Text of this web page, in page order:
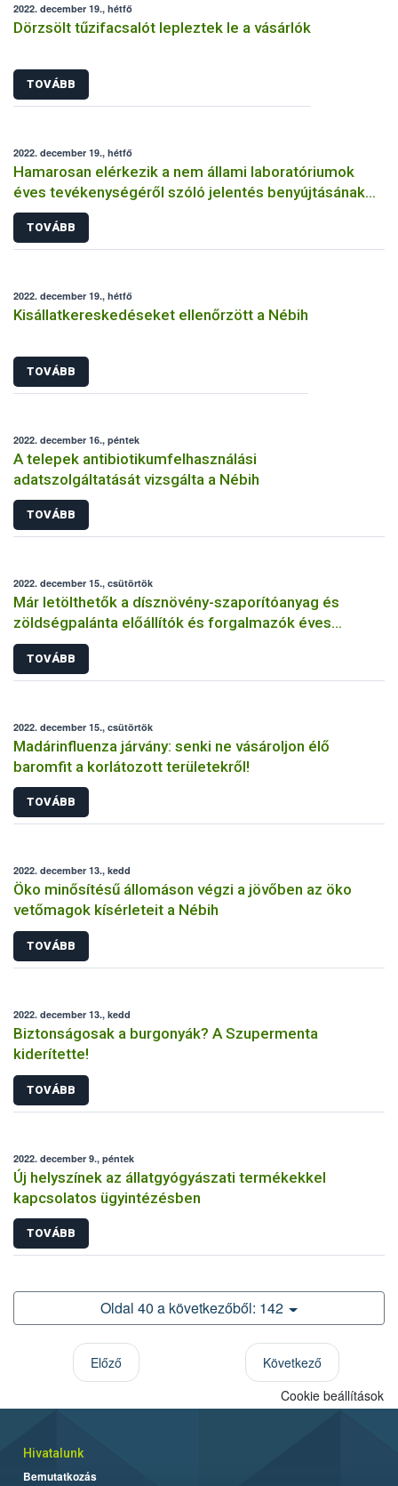
2022. december 19., hétfő
Dörzsölt tűzifacsalót lepleztek le a vásárlók
TOVÁBB
2022. december 19., hétfő
Hamarosan elérkezik a nem állami laboratóriumok
éves tevékenységéről szóló jelentés benyújtásának
határideje
TOVÁBB
2022. december 19., hétfő
Kisállatkereskedéseket ellenőrzött a Nébih
TOVÁBB
2022. december 16., péntek
A telepek antibiotikumfelhasználási
adatszolgáltatását vizsgálta a Nébih
TOVÁBB
2022. december 15., csütörtök
Már letölthetők a dísznövény-szaporítóanyag és
zöldségpalánta előállítók és forgalmazók éves
bejelentőlapjai
TOVÁBB
2022. december 15., csütörtök
Madárinfluenza járvány: senki ne vásároljon élő
baromfit a korlátozott területekről!
TOVÁBB
2022. december 13., kedd
Öko minősítésű állomáson végzi a jövőben az öko
vetőmagok kísérleteit a Nébih
TOVÁBB
2022. december 13., kedd
Biztonságosak a burgonyák? A Szupermenta
kiderítette!
TOVÁBB
2022. december 9., péntek
Új helyszínek az állatgyógyászati termékekkel
kapcsolatos ügyintézésben
TOVÁBB
Oldal 40 a következőből: 142
Előző
Következő
Cookie beállítások
Hivatalunk
Bemutatkozás